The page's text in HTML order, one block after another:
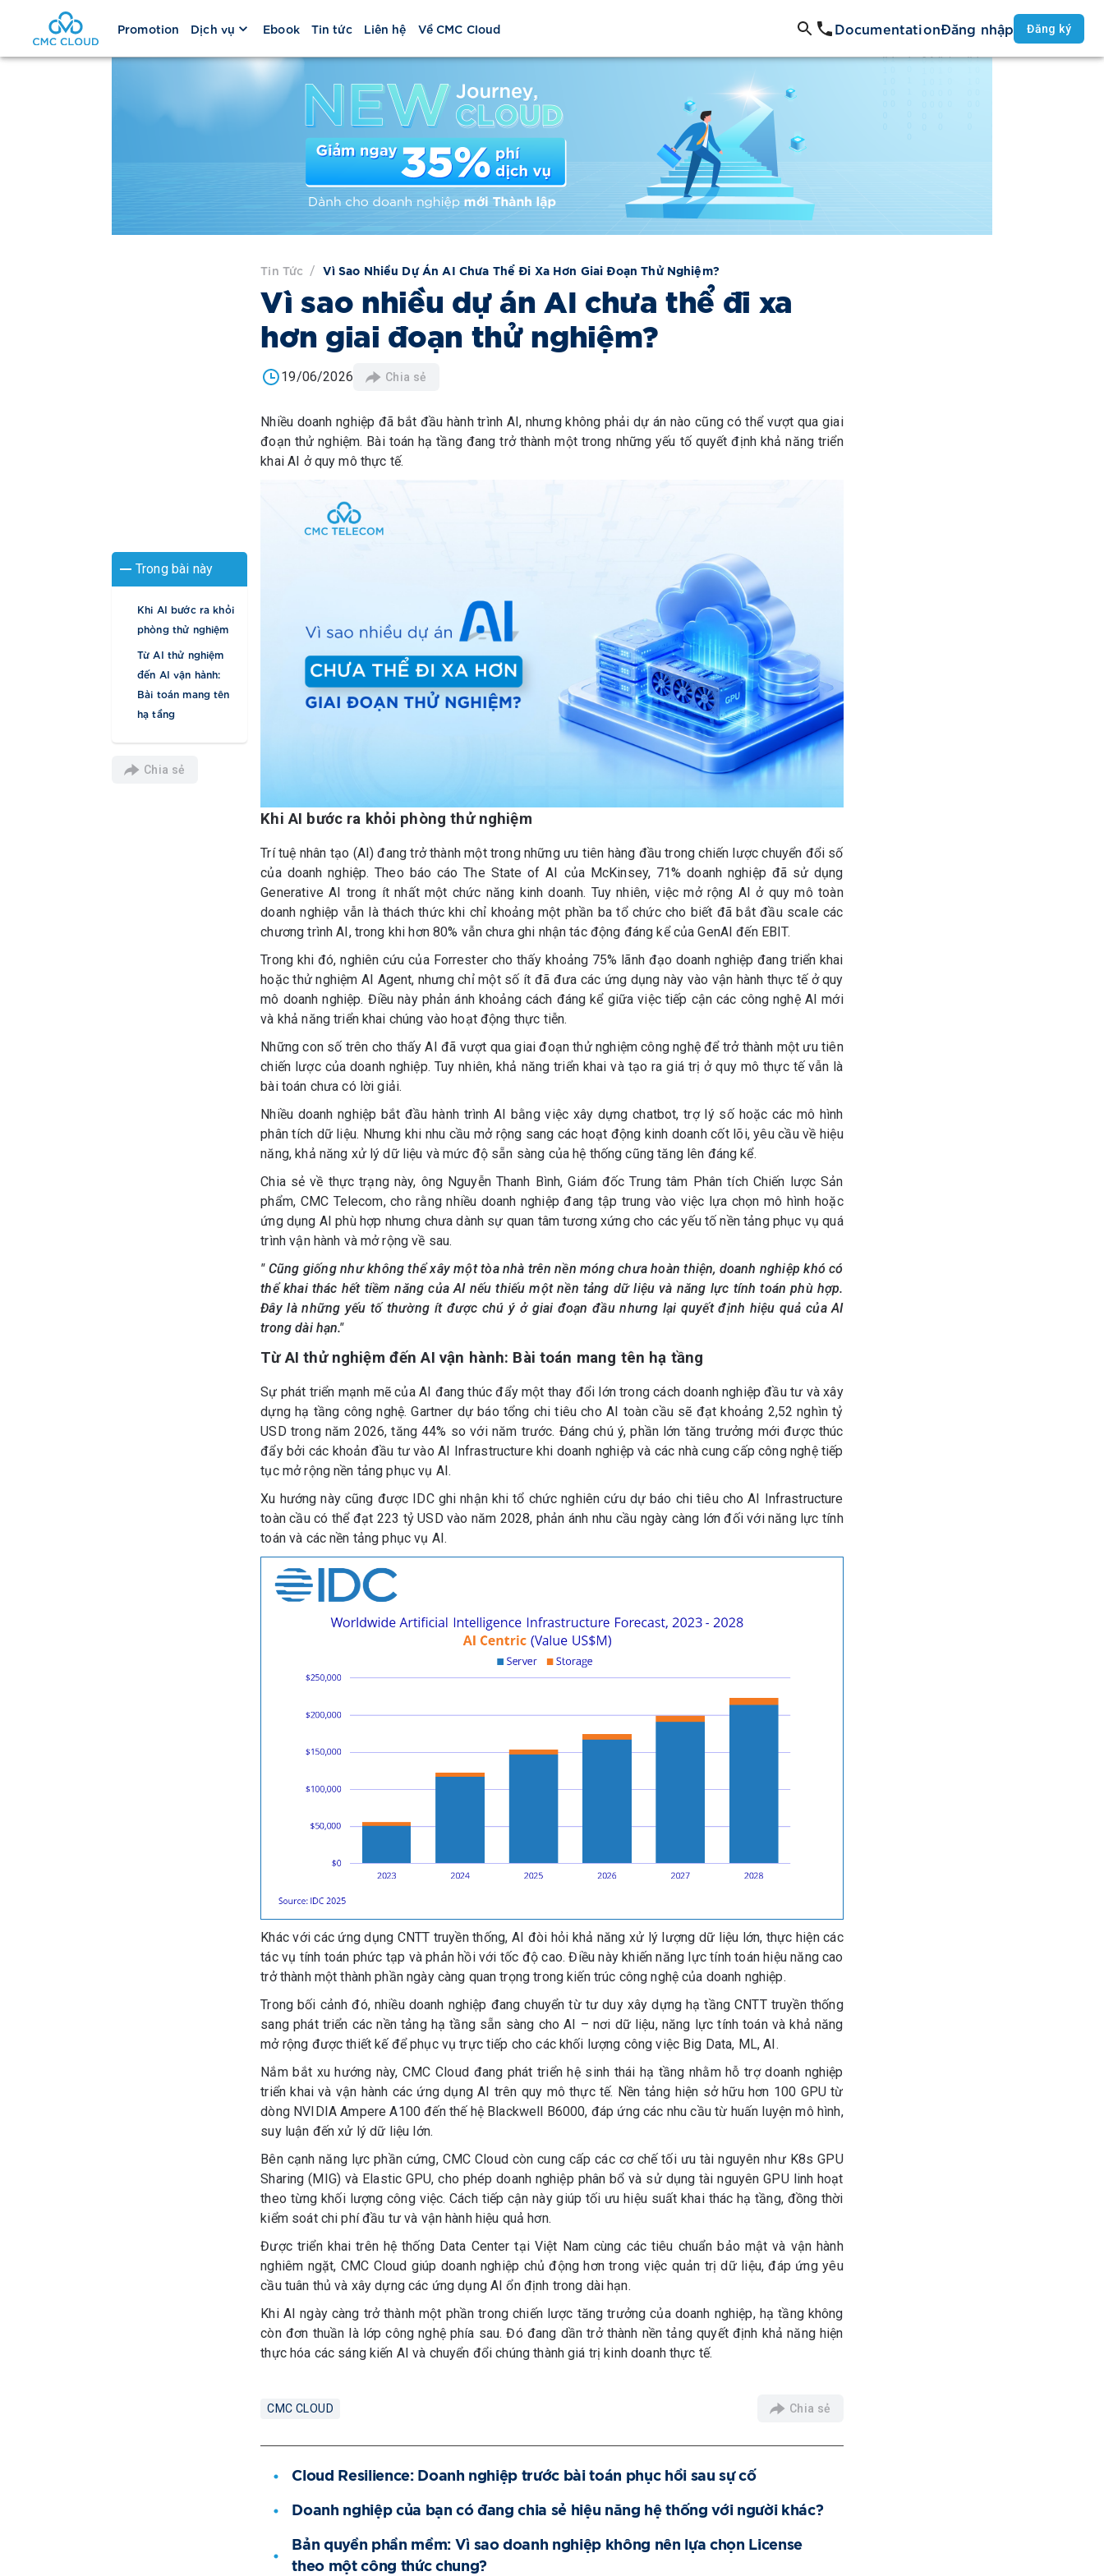
Promotion Dịch vụ Ebook Tin tức Liên hệ Về CMC Cloud DocumentationĐăng nhập Đăng ký
Trong bài này
Khi AI bước ra khỏi
phòng thử nghiệm
Từ AI thử nghiệm
đến AI vận hành:
Bài toán mang tên
hạ tầng
Chia sẻ
Tin Tức / Vì Sao Nhiều Dự Án AI Chưa Thể Đi Xa Hơn Giai Đoạn Thử Nghiệm?
Vì sao nhiều dự án AI chưa thể đi xa
hơn giai đoạn thử nghiệm?
19/06/2026 Chia sẻ
Nhiều doanh nghiệp đã bắt đầu hành trình AI, nhưng không phải dự án nào cũng có thể vượt qua giai
đoạn thử nghiệm. Bài toán hạ tầng đang trở thành một trong những yếu tố quyết định khả năng triển
khai AI ở quy mô thực tế.
Khi AI bước ra khỏi phòng thử nghiệm
Trí tuệ nhân tạo (AI) đang trở thành một trong những ưu tiên hàng đầu trong chiến lược chuyển đổi số
của doanh nghiệp. Theo báo cáo The State of AI của McKinsey, 71% doanh nghiệp đã sử dụng
Generative AI trong ít nhất một chức năng kinh doanh. Tuy nhiên, việc mở rộng AI ở quy mô toàn
doanh nghiệp vẫn là thách thức khi chỉ khoảng một phần ba tổ chức cho biết đã bắt đầu scale các
chương trình AI, trong khi hơn 80% vẫn chưa ghi nhận tác động đáng kể của GenAI đến EBIT.
Trong khi đó, nghiên cứu của Forrester cho thấy khoảng 75% lãnh đạo doanh nghiệp đang triển khai
hoặc thử nghiệm AI Agent, nhưng chỉ một số ít đã đưa các ứng dụng này vào vận hành thực tế ở quy
mô doanh nghiệp. Điều này phản ánh khoảng cách đáng kể giữa việc tiếp cận các công nghệ AI mới
và khả năng triển khai chúng vào hoạt động thực tiễn.
Những con số trên cho thấy AI đã vượt qua giai đoạn thử nghiệm công nghệ để trở thành một ưu tiên
chiến lược của doanh nghiệp. Tuy nhiên, khả năng triển khai và tạo ra giá trị ở quy mô thực tế vẫn là
bài toán chưa có lời giải.
Nhiều doanh nghiệp bắt đầu hành trình AI bằng việc xây dựng chatbot, trợ lý số hoặc các mô hình
phân tích dữ liệu. Nhưng khi nhu cầu mở rộng sang các hoạt động kinh doanh cốt lõi, yêu cầu về hiệu
năng, khả năng xử lý dữ liệu và mức độ sẵn sàng của hệ thống cũng tăng lên đáng kể.
Chia sẻ về thực trạng này, ông Nguyễn Thanh Bình, Giám đốc Trung tâm Phân tích Chiến lược Sản
phẩm, CMC Telecom, cho rằng nhiều doanh nghiệp đang tập trung vào việc lựa chọn mô hình hoặc
ứng dụng AI phù hợp nhưng chưa dành sự quan tâm tương xứng cho các yếu tố nền tảng phục vụ quá
trình vận hành và mở rộng về sau.
" Cũng giống như không thể xây một tòa nhà trên nền móng chưa hoàn thiện, doanh nghiệp khó có
thể khai thác hết tiềm năng của AI nếu thiếu một nền tảng dữ liệu và năng lực tính toán phù hợp.
Đây là những yếu tố thường ít được chú ý ở giai đoạn đầu nhưng lại quyết định hiệu quả của AI
trong dài hạn."
Từ AI thử nghiệm đến AI vận hành: Bài toán mang tên hạ tầng
Sự phát triển mạnh mẽ của AI đang thúc đẩy một thay đổi lớn trong cách doanh nghiệp đầu tư và xây
dựng hạ tầng công nghệ. Gartner dự báo tổng chi tiêu cho AI toàn cầu sẽ đạt khoảng 2,52 nghìn tỷ
USD trong năm 2026, tăng 44% so với năm trước. Đáng chú ý, phần lớn tăng trưởng mới được thúc
đẩy bởi các khoản đầu tư vào AI Infrastructure khi doanh nghiệp và các nhà cung cấp công nghệ tiếp
tục mở rộng nền tảng phục vụ AI.
Xu hướng này cũng được IDC ghi nhận khi tổ chức nghiên cứu dự báo chi tiêu cho AI Infrastructure
toàn cầu có thể đạt 223 tỷ USD vào năm 2028, phản ánh nhu cầu ngày càng lớn đối với năng lực tính
toán và các nền tảng phục vụ AI.
Khác với các ứng dụng CNTT truyền thống, AI đòi hỏi khả năng xử lý lượng dữ liệu lớn, thực hiện các
tác vụ tính toán phức tạp và phản hồi với tốc độ cao. Điều này khiến năng lực tính toán hiệu năng cao
trở thành một thành phần ngày càng quan trọng trong kiến trúc công nghệ của doanh nghiệp.
Trong bối cảnh đó, nhiều doanh nghiệp đang chuyển từ tư duy xây dựng hạ tầng CNTT truyền thống
sang phát triển các nền tảng hạ tầng sẵn sàng cho AI – nơi dữ liệu, năng lực tính toán và khả năng
mở rộng được thiết kế để phục vụ trực tiếp cho các khối lượng công việc Big Data, ML, AI.
Nắm bắt xu hướng này, CMC Cloud đang phát triển hệ sinh thái hạ tầng nhằm hỗ trợ doanh nghiệp
triển khai và vận hành các ứng dụng AI trên quy mô thực tế. Nền tảng hiện sở hữu hơn 100 GPU từ
dòng NVIDIA Ampere A100 đến thế hệ Blackwell B6000, đáp ứng các nhu cầu từ huấn luyện mô hình,
suy luận đến xử lý dữ liệu lớn.
Bên cạnh năng lực phần cứng, CMC Cloud còn cung cấp các cơ chế tối ưu tài nguyên như K8s GPU
Sharing (MIG) và Elastic GPU, cho phép doanh nghiệp phân bổ và sử dụng tài nguyên GPU linh hoạt
theo từng khối lượng công việc. Cách tiếp cận này giúp tối ưu hiệu suất khai thác hạ tầng, đồng thời
kiểm soát chi phí đầu tư và vận hành hiệu quả hơn.
Được triển khai trên hệ thống Data Center tại Việt Nam cùng các tiêu chuẩn bảo mật và vận hành
nghiêm ngặt, CMC Cloud giúp doanh nghiệp chủ động hơn trong việc quản trị dữ liệu, đáp ứng yêu
cầu tuân thủ và xây dựng các ứng dụng AI ổn định trong dài hạn.
Khi AI ngày càng trở thành một phần trong chiến lược tăng trưởng của doanh nghiệp, hạ tầng không
còn đơn thuần là lớp công nghệ phía sau. Đó đang dần trở thành nền tảng quyết định khả năng hiện
thực hóa các sáng kiến AI và chuyển đổi chúng thành giá trị kinh doanh thực tế.
CMC CLOUD Chia sẻ
Cloud Resilience: Doanh nghiệp trước bài toán phục hồi sau sự cố
Doanh nghiệp của bạn có đang chia sẻ hiệu năng hệ thống với người khác?
Bản quyền phần mềm: Vì sao doanh nghiệp không nên lựa chọn License
theo một công thức chung?